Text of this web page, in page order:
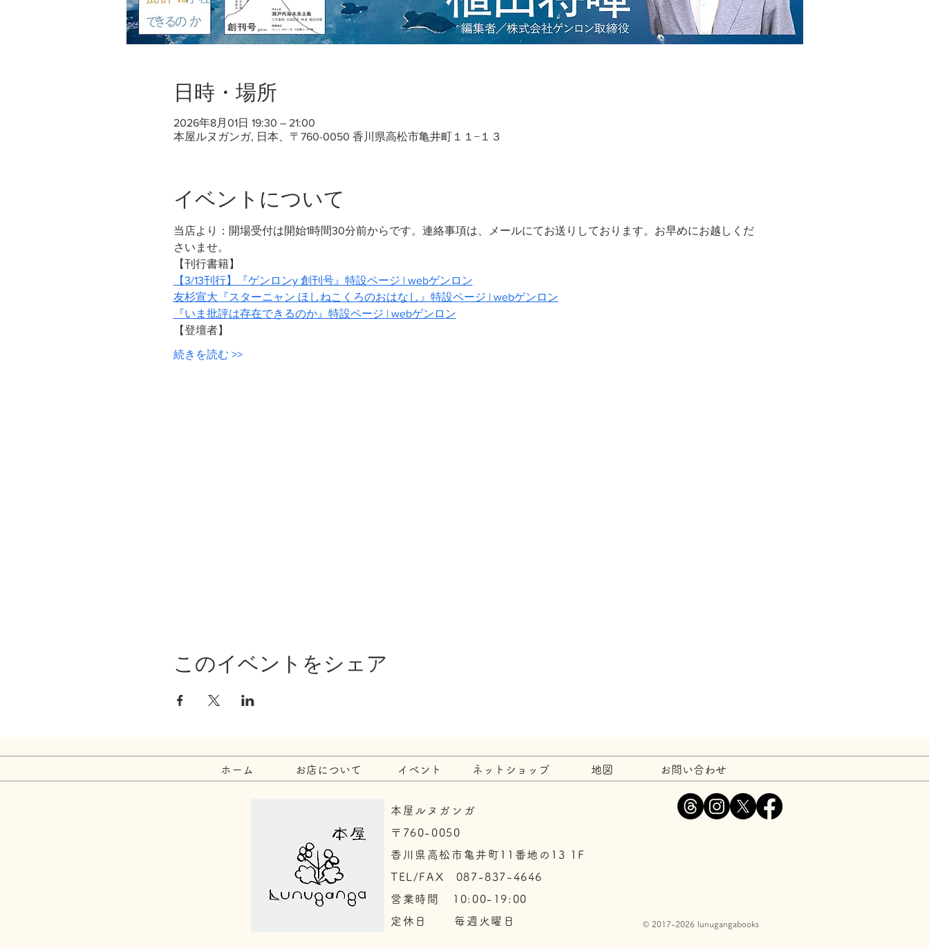
日時・場所
2026年8月01日 19:30 – 21:00
本屋ルヌガンガ, 日本、〒760-0050 香川県高松市亀井町１１−１３
イベントについて
当店より：開場受付は開始1時間30分前からです。連絡事項は、メールにてお送りしております。お早めにお越しくだ
さいませ。
【刊行書籍】
【3/13刊行】『ゲンロンy 創刊号』特設ページ | webゲンロン
友杉宣大『スターニャン ほしねこくろのおはなし』特設ページ | webゲンロン
『いま批評は存在できるのか』特設ページ | webゲンロン
【登壇者】
続きを読む >>
このイベントをシェア
ホーム お店について イベント ネットショップ 地図 お問い合わせ
本屋ルヌガンガ
〒760-0050​
香川県高松市亀井町11番地の13 1F
TEL/FAX 087-837-4646
​営業時間 10:00-19:00
​定休日 毎週火曜日
© 2017-2026 lunugangabooks